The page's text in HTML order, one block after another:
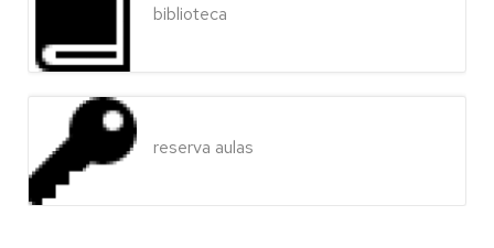
biblioteca
reserva aulas